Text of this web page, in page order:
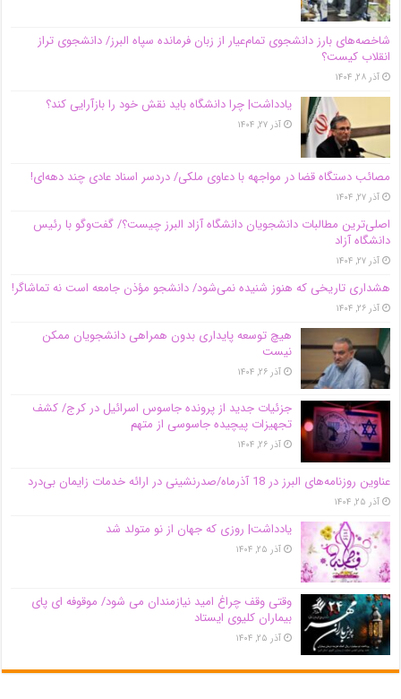
شاخصه‌های بارز دانشجوی تمام‌عیار از زبان فرمانده سپاه البرز/ دانشجوی تراز
انقلاب کیست؟
آذر ۲۸, ۱۴۰۴
یادداشت| چرا دانشگاه باید نقش خود را بازآرایی کند؟
آذر ۲۷, ۱۴۰۴
مصائب دستگاه قضا در مواجهه با دعاوی ملکی/ دردسر اسناد عادی چند‌ دهه‌ای!
آذر ۲۷, ۱۴۰۴
اصلی‌ترین مطالبات دانشجویان دانشگاه آزاد البرز چیست؟/ گفت‌وگو با رئیس
دانشگاه آز‌اد
آذر ۲۷, ۱۴۰۴
هشداری تاریخی که هنوز شنیده نمی‌شود/ دانشجو مؤذن جامعه است نه تماشاگر!
آذر ۲۶, ۱۴۰۴
هیچ توسعه پایداری بدون همراهی دانشجویان ممکن
نیست
آذر ۲۶, ۱۴۰۴
جزئیات جدید از پرونده جاسوس اسرائیل در کرج/‌ کشف
تجهیزات پیچیده جاسوسی از متهم
آذر ۲۶, ۱۴۰۴
عناوین روزنامه‌های البرز در ‌18 آذرماه/صدرنشینی در ارائه خدمات زایمان بی‌درد
آذر ۲۵, ۱۴۰۴
یادداشت| روزی که جهان از نو متولد شد
آذر ۲۵, ۱۴۰۴
وقتی وقف چراغ امید نیازمندان می شود/ موقوفه ای پای
بیماران کلیوی ایستاد
آذر ۲۵, ۱۴۰۴